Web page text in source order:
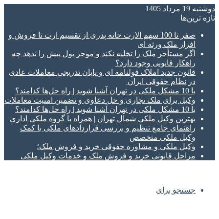
دوشنبه 19 مرداد 1405
تازه‌ ترین‌ها
صفر تا 100 سهم الارث خانه پدری از تقسیم ارث تا فروش و
افراز ملک ورثه ای
اگر مستأجر ملک را تخلیه نکند و موجر پول پیش را ندهد چه
راهکار قانونی وجود دارد؟
قانون جدید املاک قولنامه ای و پایان تدریجی معاملات عادی
در نظام حقوقی ایران
با 10 مشکل ملکی در تهران آشنا شوید | راه حل‌ها کدامند؟
وکیل برای ملک تجاری و حل دعاوی و تضمین امنیت معاملات
با 10 مشکل ملکی در تهران آشنا شوید | راه حل‌ها کدامند؟
بهترین وکیل ملکی شمال تهران | همراه با گروه ملکی اداری
راهنمای جامع تنظیم و بررسی قراردادهای ملکی با کمک
وکیل ملکی متخصص
وکیل ملکی و مشاوره حقوقی خرید و فروش ملک؛
مراحل قانونی خرید و فروش ملک و خدمات وکیل ملکی
جستجو برای